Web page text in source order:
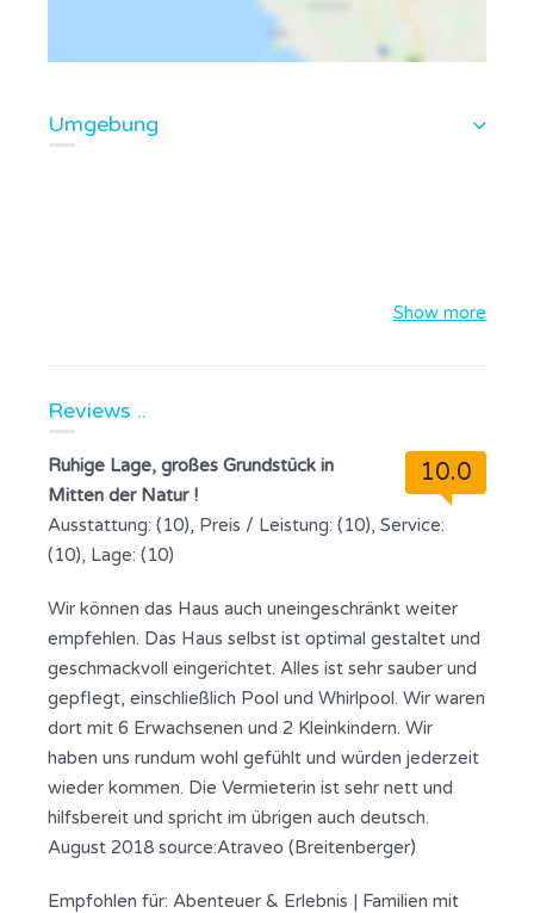
Umgebung
Show more
Reviews ..
10.0
Ruhige Lage, großes Grundstück in
Mitten der Natur !
Ausstattung: (10), Preis / Leistung: (10), Service:
(10), Lage: (10)
Wir können das Haus auch uneingeschränkt weiter
empfehlen. Das Haus selbst ist optimal gestaltet und
geschmackvoll eingerichtet. Alles ist sehr sauber und
gepflegt, einschließlich Pool und Whirlpool. Wir waren
dort mit 6 Erwachsenen und 2 Kleinkindern. Wir
haben uns rundum wohl gefühlt und würden jederzeit
wieder kommen. Die Vermieterin ist sehr nett und
hilfsbereit und spricht im übrigen auch deutsch.
August 2018 source:Atraveo (Breitenberger)
Empfohlen für: Abenteuer & Erlebnis | Familien mit